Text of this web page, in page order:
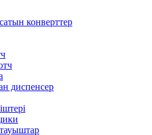
конверттер
диспенсер